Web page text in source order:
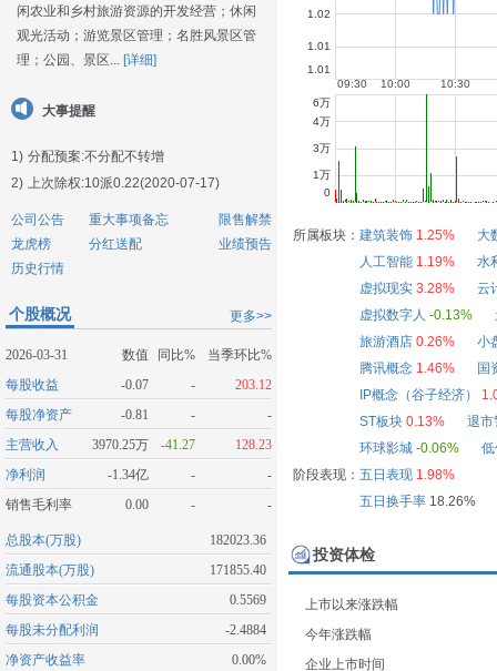
闲农业和乡村旅游资源的开发经营；休闲
观光活动；游览景区管理；名胜风景区管
理；公园、景区... [详细]
大事提醒
1) 分配预案:不分配不转增
2) 上次除权:10派0.22(2020-07-17)
公司公告 重大事项备忘
限售解禁
龙虎榜
分红送配
业绩预告
历史行情
更多>>
个股概况
2026-03-31 数值 同比%
当季环比%
每股收益
-0.07 -
203.12
每股净资产
-0.81 -
-
主营收入
3970.25万 -41.27
128.23
净利润
-1.34亿 -
-
销售毛利率
0.00 - -
总股本(万股)
182023.36
流通股本(万股)
171855.40
每股资本公积金
0.5569
每股未分配利润
-2.4884
净资产收益率
0.00%
所属板块： 建筑装饰 1.25%
大
人工智能 1.19%
水
虚拟现实 3.28%
云
虚拟数字人 -0.13%
旅游酒店 0.26%
小
腾讯概念 1.46%
国
IP概念（谷子经济）
ST板块 0.13%
退市
环球影城 -0.06%
低
阶段表现： 五日表现 1.98%
五日换手率18.26%
投资体检
上市以来涨跌幅
今年涨跌幅
企业上市时间